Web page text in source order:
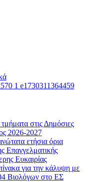
στις Δημόσιες
2026-2027
ετήσια όρια
Επαγγελματικής
Ευκαιρίας
για την κάλυψη με
Βιολόγων στο ΕΣ